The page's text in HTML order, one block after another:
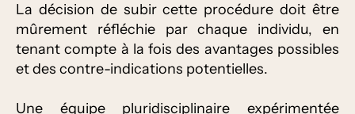
La décision de subir cette procédure doit être
mûrement réfléchie par chaque individu, en
tenant compte à la fois des avantages possibles
et des contre-indications potentielles.
Une équipe pluridisciplinaire expérimentée